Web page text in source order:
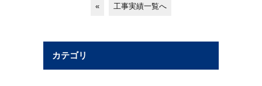
« 工事実績一覧へ
カテゴリ